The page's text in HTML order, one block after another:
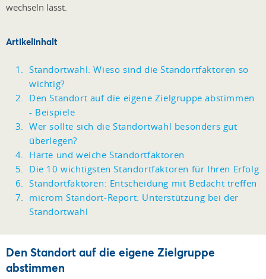
wechseln lässt.
Artikelinhalt
Standortwahl: Wieso sind die Standortfaktoren so
wichtig?
Den Standort auf die eigene Zielgruppe abstimmen
- Beispiele
Wer sollte sich die Standortwahl besonders gut
überlegen?
Harte und weiche Standortfaktoren
Die 10 wichtigsten Standortfaktoren für Ihren Erfolg
Standortfaktoren: Entscheidung mit Bedacht treffen
microm Standort-Report: Unterstützung bei der
Standortwahl
Den Standort auf die eigene Zielgruppe
abstimmen